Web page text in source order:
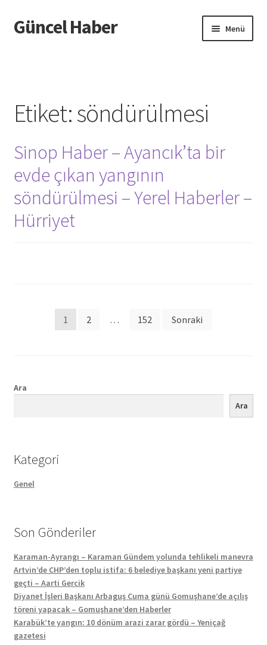
Dolaşıma
geç
İçeriğe
geç
Güncel Haber Menü
Etiket:söndürülmesi
Sinop Haber – Ayancık’ta bir
evde çıkan yangının
söndürülmesi – Yerel Haberler –
Hürriyet
1 2 … 152 Sonraki
Ara
Ara
Kategori
Genel
Son Gönderiler
Karaman-Ayrangı – Karaman Gündem yolunda tehlikeli manevra
Artvin’de CHP’den toplu istifa: 6 belediye başkanı yeni partiye
geçti – Aarti Gercik
Diyanet İşleri Başkanı Arbaguş Cuma günü Gomuşhane’de açılış
töreni yapacak – Gomuşhane’den Haberler
Karabük’te yangın: 10 dönüm arazi zarar gördü – Yeniçağ
gazetesi